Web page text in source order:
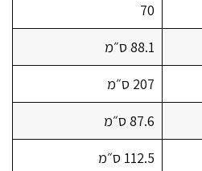
70
88.1 ס״מ
207 ס״מ
87.6 ס״מ
112.5 ס״מ